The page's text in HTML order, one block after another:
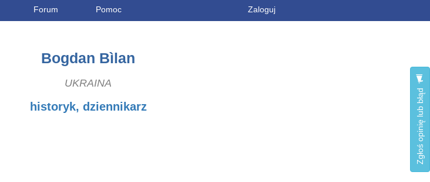
Forum Pomoc Zaloguj
Zgłoś opinię lub błąd
Bogdan Bìlan
UKRAINA
historyk, dziennikarz